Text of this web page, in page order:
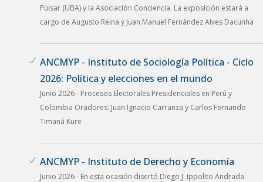
Pulsar (UBA) y la Asociación Conciencia. La exposición estará a
cargo de Augusto Reina y Juan Manuel Fernández Alves Dacunha
ANCMYP - Instituto de Sociología Política - Ciclo
2026: Política y elecciones en el mundo
Junio 2026 - Procesos Electorales Presidenciales en Perú y
Colombia Oradores: Juan Ignacio Carranza y Carlos Fernando
Timaná Kure
ANCMYP - Instituto de Derecho y Economía
Junio 2026 - En esta ocasión disertó Diego J. Ippolito Andrada